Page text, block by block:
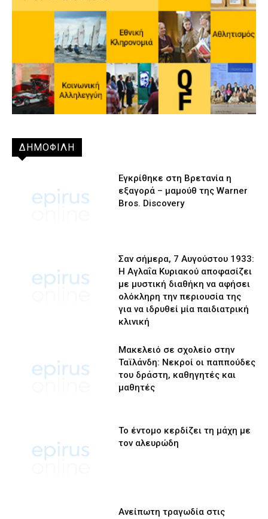
ΔΗΜΟΦΙΛΗ
Εγκρίθηκε στη Βρετανία η
εξαγορά – μαμούθ της Warner
Bros. Discovery
Σαν σήμερα, 7 Αυγούστου 1933:
Η Αγλαΐα Κυριακού αποφασίζει
με μυστική διαθήκη να αφήσει
ολόκληρη την περιουσία της
για να ιδρυθεί μία παιδιατρική
κλινική
Μακελειό σε σχολείο στην
Ταϊλάνδη: Νεκροί οι παππούδες
του δράστη, καθηγητές και
μαθητές
Το έντομο κερδίζει τη μάχη με
τον αλευρώδη
Ανείπωτη τραγωδία στις